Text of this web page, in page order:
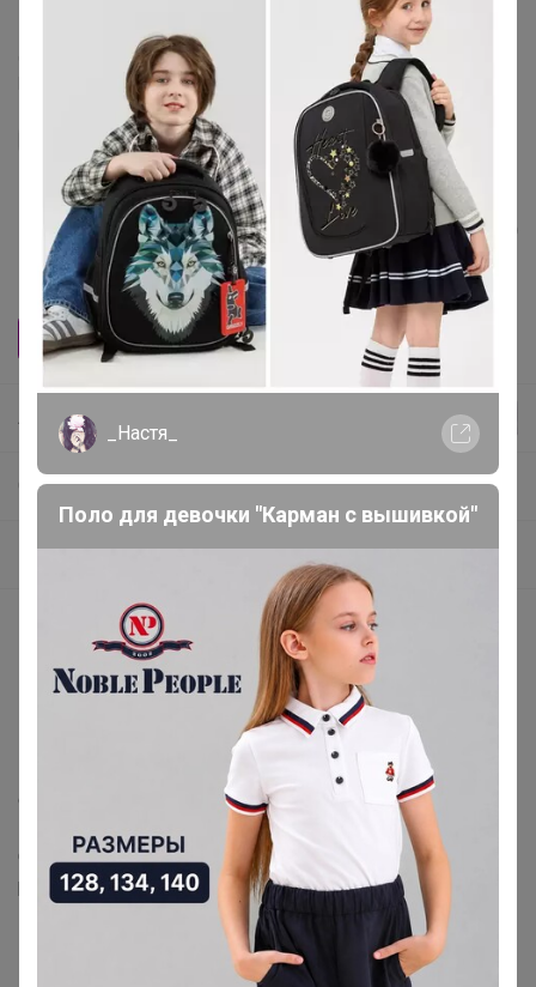
Делая заказ, Вы подтверждаете что ознакомлены с
регламентом выкупаи соглашаетесь с договором оферты
Собираем рядами
Ряд 1
35 36 37
Леныра
СП308 ShаgоVitа обувь с 20 по 44 размера. Кожа от 900р!
_МЕГАРАСПРОДАЖА 30% Девочки
Описание
Вдохновленные современными трендами,
полуботинки SGVT не оставят вас без внимания. Новая
модель это идеальное сочетание натуральной кожи и
массивной, но очень легкой подошвы, воплощение
стиля. Благодаря сочетанию материалов и фактур
модель станет прекрасной базой в любом гардеробе.
Отстрочка в стиле Шанель придает образу
романтичности. -Высококачественная натуральная
кожа придает обуви превосходный внешний вид, -
Подкладка из натуральной кожи обеспечивает
мягкость и дополнительную циркуляцию воздуха,
_Настя_
Поло для девочки "Карман с вышивкой"